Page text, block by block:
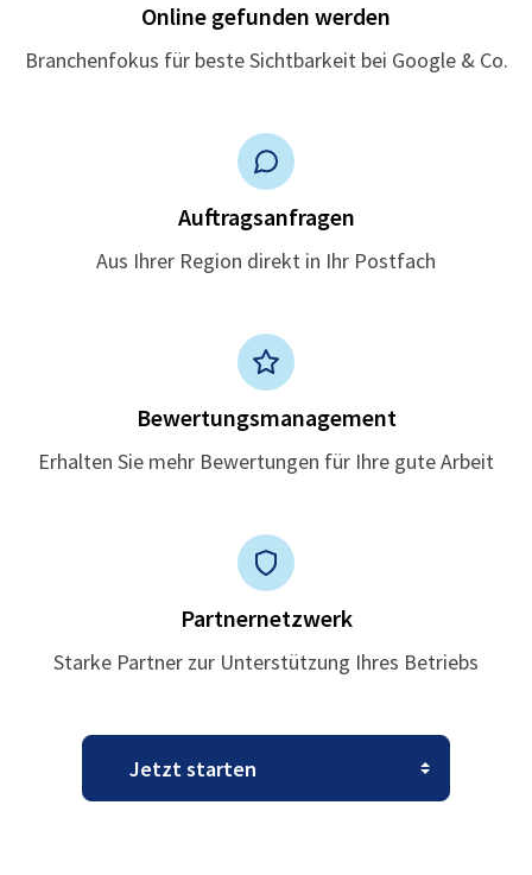
Online gefunden werden
Branchenfokus für beste Sichtbarkeit bei Google & Co.
Auftragsanfragen
Aus Ihrer Region direkt in Ihr Postfach
Bewertungsmanagement
Erhalten Sie mehr Bewertungen für Ihre gute Arbeit
Partnernetzwerk
Starke Partner zur Unterstützung Ihres Betriebs